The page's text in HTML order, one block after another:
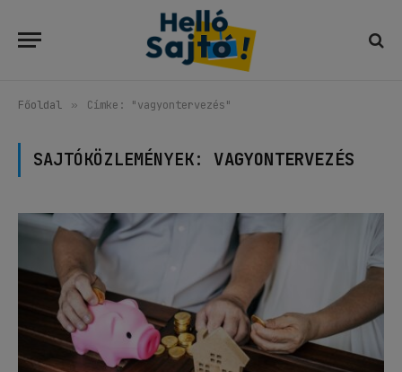
Főoldal » Címke: "vagyontervezés"
SAJTÓKÖZLEMÉNYEK:VAGYONTERVEZÉS